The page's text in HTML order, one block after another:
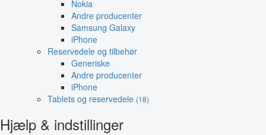
Nokia
Andre producenter
Samsung Galaxy
iPhone
Reservedele og tilbehør
Generiske
Andre producenter
iPhone
Tablets og reservedele (18)
Hjælp & indstillinger